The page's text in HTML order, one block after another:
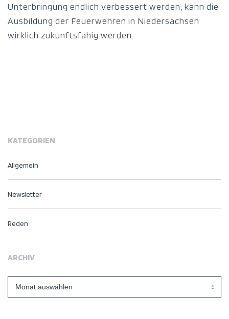
Unterbringung endlich verbessert werden, kann die
Ausbildung der Feuerwehren in Niedersachsen
wirklich zukunftsfähig werden.
KATEGORIEN
Allgemein
Newsletter
Reden
ARCHIV